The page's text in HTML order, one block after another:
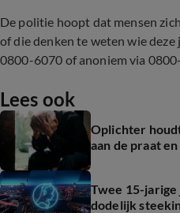
De politie hoopt dat mensen
of die denken te weten wie deze
0800-6070 of anoniem via
Lees ook
Oplichter
aan de praat
Twee 15-jarige
dodelijk